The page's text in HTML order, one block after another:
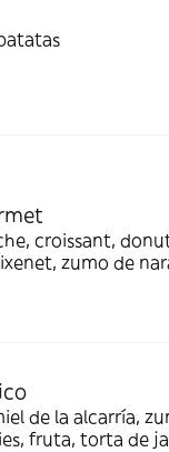
croissant,
zumo de
de la alcarría,
fruta, torta de